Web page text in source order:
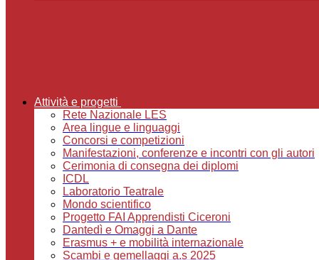
Attività e progetti
Rete Nazionale LES
Area lingue e linguaggi
Concorsi e competizioni
Manifestazioni, conferenze e incontri con gli autori
Cerimonia di consegna dei diplomi
ICDL
Laboratorio Teatrale
Mondo scientifico
Progetto FAI Apprendisti Ciceroni
Dantedì e Omaggi a Dante
Erasmus + e mobilità internazionale
Scambi e gemellaggi a.s 2025